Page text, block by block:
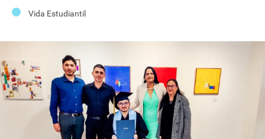
Vida Estudiantil